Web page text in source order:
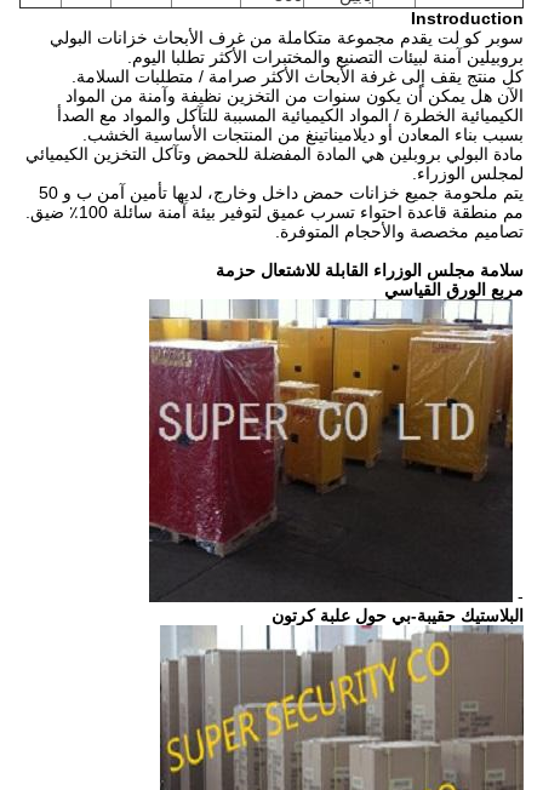
Instroduction
سوبر كو لت يقدم مجموعة متكاملة من غرف الأبحاث خزانات البولي
بروبيلين آمنة لبيئات التصنيع والمختبرات الأكثر تطلبا اليوم.
كل منتج يقف إلى غرفة الأبحاث الأكثر صرامة / متطلبات السلامة.
الآن هل يمكن أن يكون سنوات من التخزين نظيفة وآمنة من المواد
الكيميائية الخطرة / المواد الكيميائية المسببة للتآكل والمواد مع الصدأ
بسبب بناء المعادن أو ديلاميناتينغ من المنتجات الأساسية الخشب.
مادة البولي بروبلين هي المادة المفضلة للحمض وتآكل التخزين الكيميائي
لمجلس الوزراء.
يتم ملحومة جميع خزانات حمض داخل وخارج، لديها تأمين آمن ب و 50
مم منطقة قاعدة احتواء تسرب عميق لتوفير بيئة آمنة سائلة 100٪ ضيق.
تصاميم مخصصة والأحجام المتوفرة.
سلامة مجلس الوزراء القابلة للاشتعال حزمة
مربع الورق القياسي
البلاستيك حقيبة-بي حول علبة كرتون